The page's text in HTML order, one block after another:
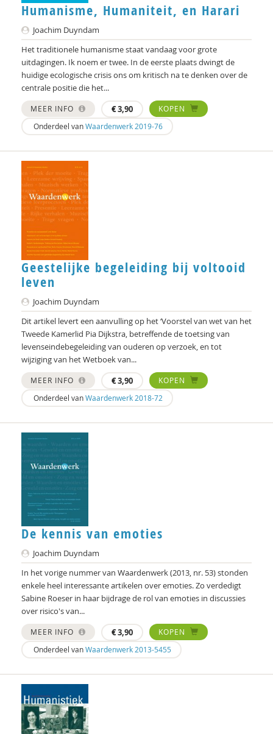
Lisette Bastiaansen
Vivianne Baur
Krijn van Beek
Blanche Beijersbergen van Henegouwen
Adriaan Bekman (met medewerking van Harry
Kunneman)
Elena Bendien
Deirdre Beneken genaamd Kolmer
Jessica Benjamin
J. van den Berg
Marjo van Bergen
Frans Berkers
Remko Berkhout
Geert Bettinger
Frans Bieckmann
Desirée Bierlaagh
Rinske Bijl
Sarah Blaffer Hrdy
Tannelie Blom
Karianne den Boer
Sylvie Boermans
Ernst Bohlmeijer
Frits Bolkestein
Antoinette Bolscher
Humanisme, Humaniteit, en Harari
Joachim Duyndam
Het traditionele humanisme staat vandaag voor grote
uitdagingen. Ik noem er twee. In de eerste plaats dwingt de
huidige ecologische crisis ons om kritisch na te denken over de
centrale positie die het...
MEER INFO €3,90
KOPEN
Onderdeel vanWaardenwerk 2019-76
Geestelijke begeleiding bij voltooid
leven
Joachim Duyndam
Dit artikel levert een aanvulling op het ‘Voorstel van wet van het
Tweede Kamerlid Pia Dijkstra, betreffende de toetsing van
levenseindebegeleiding van ouderen op verzoek, en tot
wijziging van het Wetboek van...
MEER INFO €3,90
KOPEN
Onderdeel vanWaardenwerk 2018-72
De kennis van emoties
Joachim Duyndam
In het vorige nummer van Waardenwerk (2013, nr. 53) stonden
enkele heel interessante artikelen over emoties. Zo verdedigt
Sabine Roeser in haar bijdrage de rol van emoties in discussies
over risico's van...
MEER INFO €3,90
KOPEN
Onderdeel vanWaardenwerk 2013-5455